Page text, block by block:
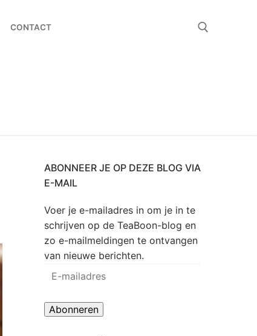
CONTACT
ABONNEER JE OP DEZE BLOG VIA
E-MAIL
Voer je e-mailadres in om je in te
schrijven op de TeaBoon-blog en
zo e-mailmeldingen te ontvangen
van nieuwe berichten.
E-
Abonneren